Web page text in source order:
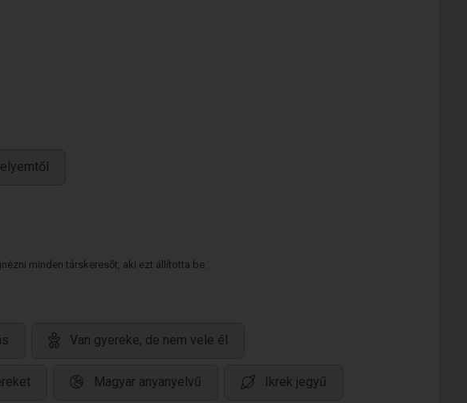
minden társkeresőt, aki ezt állította be.
Van gyereke, de nem vele él
Magyar anyanyelvű Ikrek jegyű